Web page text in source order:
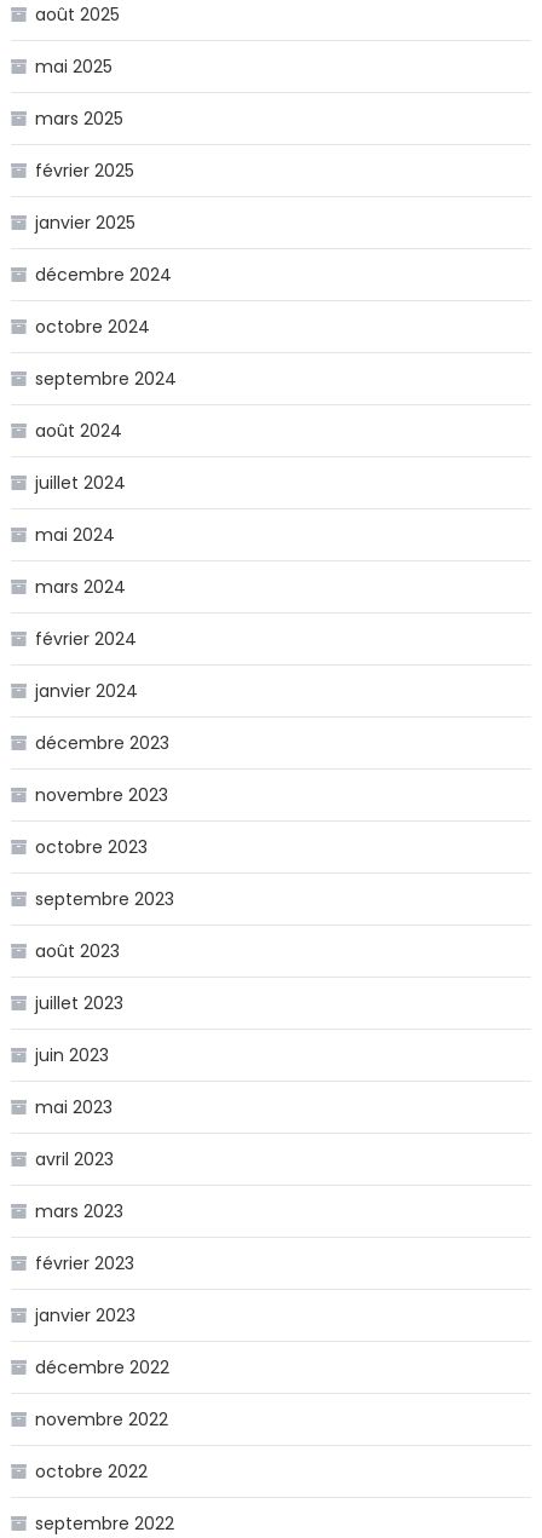
août 2025
mai 2025
mars 2025
février 2025
janvier 2025
décembre 2024
octobre 2024
septembre 2024
août 2024
juillet 2024
mai 2024
mars 2024
février 2024
janvier 2024
décembre 2023
novembre 2023
octobre 2023
septembre 2023
août 2023
juillet 2023
juin 2023
mai 2023
avril 2023
mars 2023
février 2023
janvier 2023
décembre 2022
novembre 2022
octobre 2022
septembre 2022